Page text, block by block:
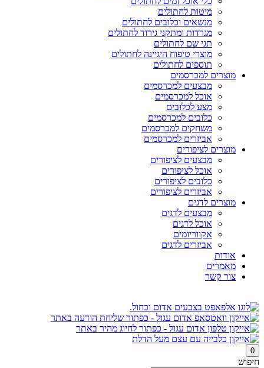
מיטות לחתולים
מנשאים וכלובים לחתולים
מגרדות ומתקני גירוד לחתולים
תגי שם לחתולים
מוצרי טיפוח היגיינה לחתולים
תוספים לחתולים
מוצרים למכרסמים
מבצעים למכרסמים
אוכל למכרסמים
מצע לכלובים
כלובים למכרסמים
משחקים למכרסמים
אביזרים למכרסמים
מוצרים לציפורים
מבצעים לציפורים
אוכל לציפורים
כלובים לציפורים
אביזרים לציפורים
מוצרים לדגים
מבצעים לדגים
אוכל לדגים
אקווריומים
אביזרים לדגים
אודות
מאמרים
צור קשר
0
חיפוש